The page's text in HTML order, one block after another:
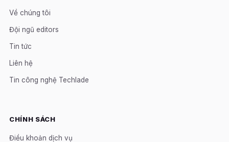
Về chúng tôi
Đội ngũ editors
Tin tức
Liên hệ
Tin công nghệ Techlade
CHÍNH SÁCH
Điều khoản dịch vụ